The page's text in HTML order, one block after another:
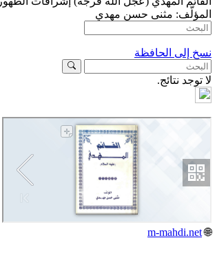
المؤلّف: مثنى حسن مهدي
نسخ إلى الحافظة
لا توجد نتائج.
🌐
m-mahdi.net